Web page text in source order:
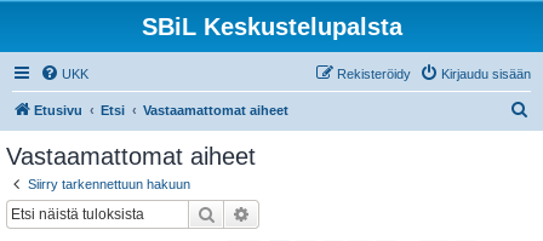
SBiL Keskustelupalsta
UKK Kirjaudu sisään
Rekisteröidy
Etusivu Etsi Vastaamattomat aiheet
Vastaamattomat aiheet
Siirry tarkennettuun hakuun
Etsi